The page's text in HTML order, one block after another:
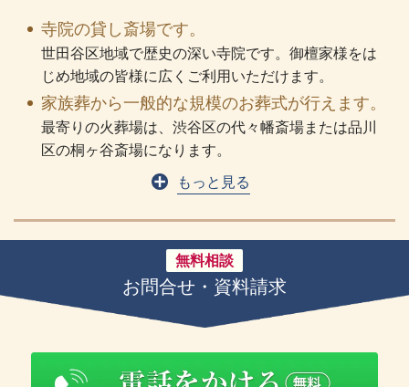
寺院の貸し斎場です。
世田谷区地域で歴史の深い寺院です。御檀家様をは
じめ地域の皆様に広くご利用いただけます。
家族葬から一般的な規模のお葬式が行えます。
最寄りの火葬場は、渋谷区の代々幡斎場または品川
区の桐ヶ谷斎場になります。
もっと見る
無料相談
お問合せ・資料請求